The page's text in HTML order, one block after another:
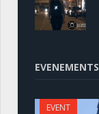
EVENEMENTS
EVENT